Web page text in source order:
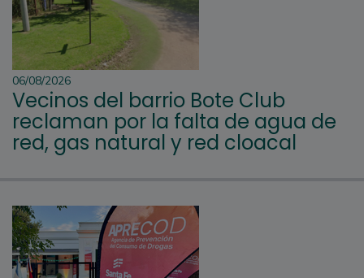
06/08/2026
Vecinos del barrio Bote Club
reclaman por la falta de agua de
red, gas natural y red cloacal